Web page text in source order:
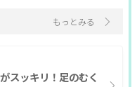
もっとみる
スッキリ！足のむく